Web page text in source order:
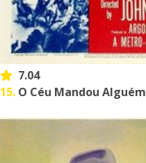
7.04
15. O Céu Mandou Alguém